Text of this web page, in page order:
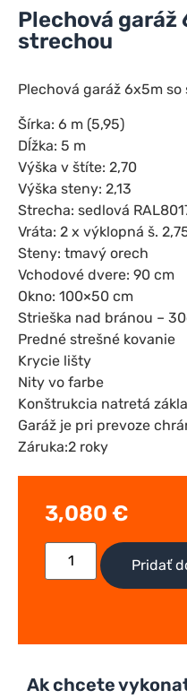
Plechová garáž
strechou
Plechová garáž 6x5m
Šírka: 6 m (5,95)
Dĺžka: 5 m
Výška v štíte: 2,70
Výška steny: 2,13
Strecha: sedlová
Vráta: 2 x výklopná š.
Steny: tmavý orech
Vchodové dvere: 90 cm
Okno: 100×50 cm
Strieška nad bránou –
Predné strešné kovanie
Krycie lišty
Nity vo farbe
Konštrukcia natretá
Garáž je pri prevoze
Záruka:2 roky
3,080 €
Pridať
Ak chcete